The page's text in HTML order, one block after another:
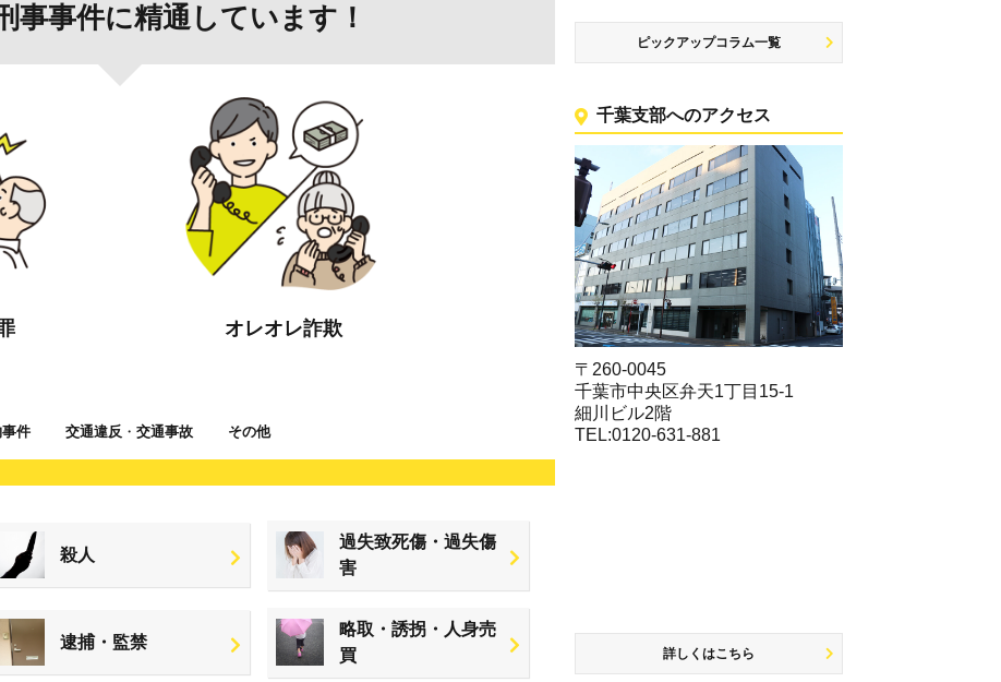
事事件に精通しています！
オレオレ詐欺
件 交通違反 ・ 交通事故 その他
殺人
過失致死傷・過失傷
害
逮捕・監禁
略取・誘拐・人身売
買
ピックアップコラム一覧
千葉支部へのアクセス
〒260-0045
千葉市中央区弁天1丁目15-1
細川ビル2階
TEL:0120-631-881
詳しくはこちら